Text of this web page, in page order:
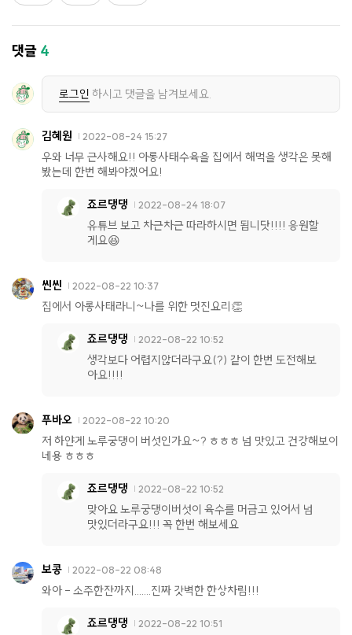
댓글 4
로그인 하시고 댓글을 남겨보세요.
김혜원 2022-08-24 15:27
우와 너무 근사해요!! 아롱사태수육을 집에서 해먹을 생각은 못해
봤는데 한번 해봐야겠어요!
죠르댕댕 2022-08-24 18:07
유튜브 보고 차근차근 따라하시면 됩니닷!!!! 응원할
게요😆
씬씬 2022-08-22 10:37
집에서 아롱사태라니~나를 위한 멋진요리👏
죠르댕댕 2022-08-22 10:52
생각보다 어렵지않더라구요(?) 같이 한번 도전해보
아요!!!!
푸바오 2022-08-22 10:20
저 하얀게 노루궁댕이 버섯인가요~? ㅎㅎㅎ 넘 맛있고 건강해보이
네용 ㅎㅎㅎ
죠르댕댕 2022-08-22 10:52
맞아요 노루궁댕이버섯이 육수를 머금고 있어서 넘
맛있더라구요!!! 꼭 한번 해보세요
보콩 2022-08-22 08:48
와아 - 소주한잔까지.......진짜 갓벽한 한상차림!!!
죠르댕댕 2022-08-22 10:51